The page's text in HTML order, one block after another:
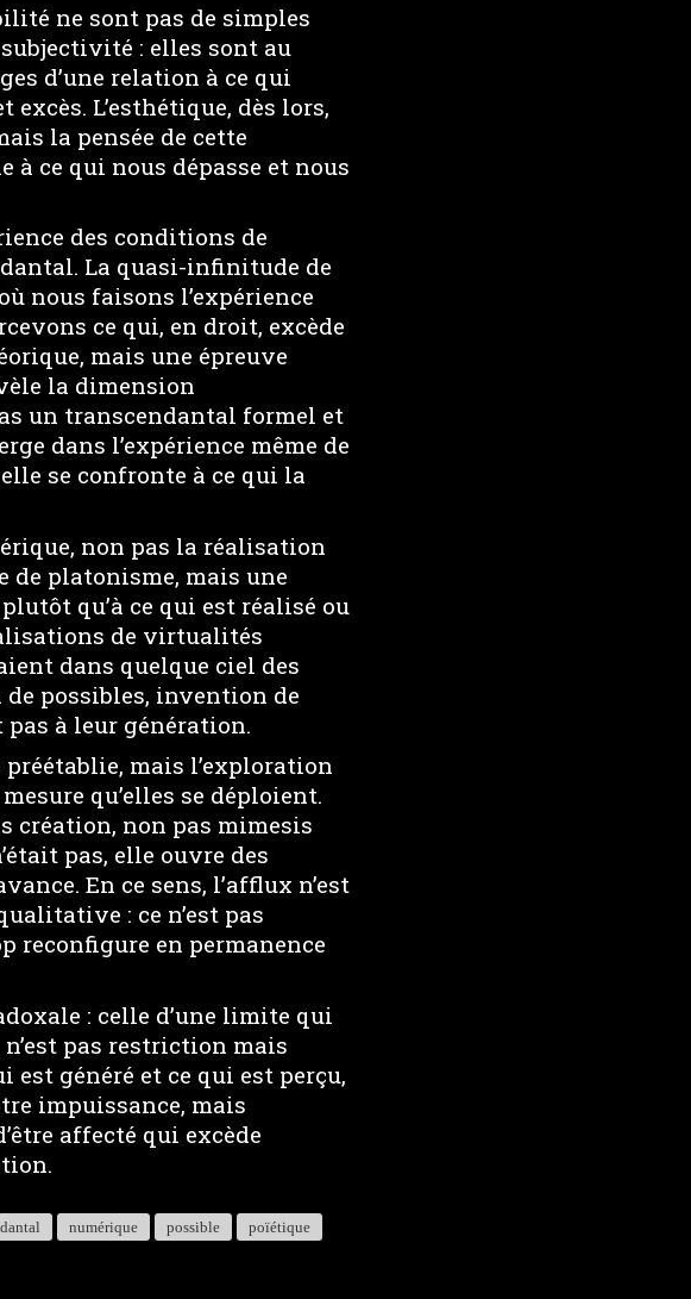
ne sont pas de simples
: elles sont au
d’une relation à ce qui
L’esthétique, dès lors,
la pensée de cette
ce qui nous dépasse et nous
des conditions de
La quasi-infinitude de
nous faisons l’expérience
ce qui, en droit, excède
mais une épreuve
la dimension
un transcendantal formel et
dans l’expérience même de
se confronte à ce qui la
non pas la réalisation
de platonisme, mais une
qu’à ce qui est réalisé ou
de virtualités
dans quelque ciel des
possibles, invention de
à leur génération.
préétablie, mais l’exploration
qu’elles se déploient.
création, non pas mimesis
pas, elle ouvre des
En ce sens, l’afflux n’est
: ce n’est pas
reconfigure en permanence
: celle d’une limite qui
pas restriction mais
généré et ce qui est perçu,
impuissance, mais
affecté qui excède
numérique possible
poïétique